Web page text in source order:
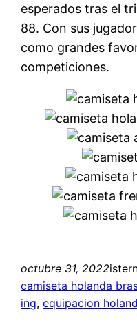
esperados tras el
88. Con sus
como grandes
competiciones.
octubre 31, 2022
camiseta holanda
ing, equipacion